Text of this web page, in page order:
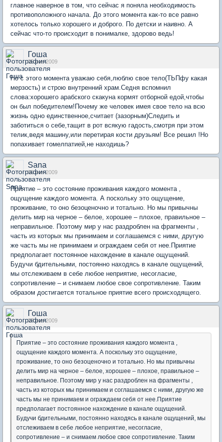
главное наверное в том, что сейчас я поняла необходимость
противоположного начала. До этого момента как-то все равно
хотелось только хорошего и доброго. По детски и наивно. А
сейчас что-то происходит в понималке, здорово ведь!
Гоша
05 ноя 2009
Но с этого момента уважаю себя,люблю свое тело(ТЬПфу какая
мерзость) и строю внутренний храм.Седня вспомнил
слова:хорошего арабского скакуна кормят отборной едой,чтобы
он был победителем!Почему же человек имея свое тело на всю
жизнь одно единственное,считает (зазорным)Следить и
заботиться о себе,тащит в рот всякую гадость,смотря при этом
телик,ведя машину,или перетирая кости друзьям! Все решил !Но
попахивает гомелпатией,не находишь?
Sana
06 ноя 2009
Приятие – это состояние проживания каждого момента ,
ощущение каждого момента. А поскольку это ощущение,
проживание, то оно безоценочно и тотально. Но мы привычны
делить мир на черное – белое, хорошее – плохое, правильное –
неправильное. Поэтому мир у нас раздроблен на фрагменты ,
часть из которых мы принимаем и соглашаемся с ними, другую
же часть мы не принимаем и ограждаем себя от нее.Приятие
предполагает постоянное нахождение в канале ощущений.
Будучи бдительными, постоянно находясь в канале ощущений,
мы отслеживаем в себе любое неприятие, несогласие,
сопротивление – и снимаем любое свое сопротивление. Таким
образом достигается тотальное приятие всего происходящего.
Гоша
07 ноя 2009
Приятие – это состояние проживания каждого момента ,
ощущение каждого момента. А поскольку это ощущение,
проживание, то оно безоценочно и тотально. Но мы привычны
делить мир на черное – белое, хорошее – плохое, правильное –
неправильное. Поэтому мир у нас раздроблен на фрагменты ,
часть из которых мы принимаем и соглашаемся с ними, другую же
часть мы не принимаем и ограждаем себя от нее.Приятие
предполагает постоянное нахождение в канале ощущений.
Будучи бдительными, постоянно находясь в канале ощущений, мы
отслеживаем в себе любое неприятие, несогласие,
сопротивление – и снимаем любое свое сопротивление. Таким